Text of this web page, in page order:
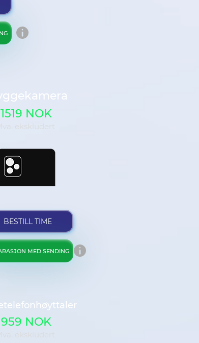
1519 NOK
ekskludert
BESTILL TIME
MED SENDING
959 NOK